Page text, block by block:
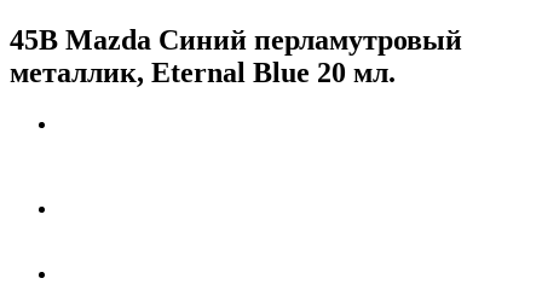
45B Mazda Синий перламутровый
металлик, Eternal Blue 20 мл.